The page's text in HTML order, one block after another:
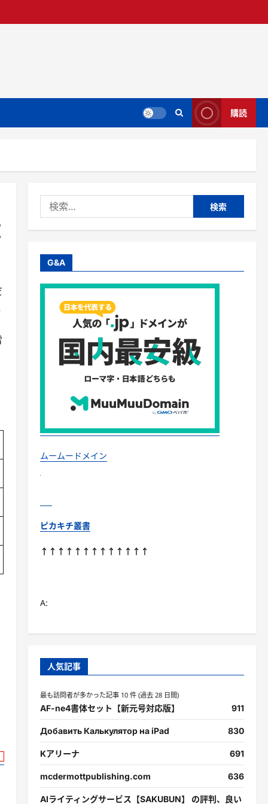
購読
索:
G&A
ムームードメイン
ピカキチ叢書
↑↑↑↑↑↑↑↑↑↑↑↑↑
A:
人気記事
最も訪問者が多かった記事 10 件 (過去 28 日間)
AF-ne4書体セット【新元号対応版】 911
Добавить Калькулятор на iPad 830
Kアリーナ 691
mcdermottpublishing.com 636
AIライティングサービス【SAKUBUN】 の評判、良い